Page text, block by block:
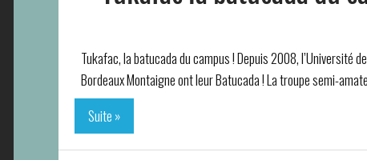
Tukafac, la batucada du campus ! Depuis 2008, l’Université
Bordeaux Montaigne ont leur Batucada ! La troupe semi-
Suite »